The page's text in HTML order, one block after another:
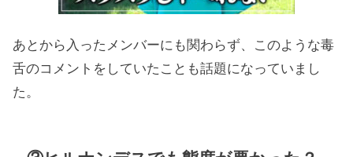
あとから入ったメンバーにも関わらず、このような毒
舌のコメントをしていたことも話題になっていまし
た。